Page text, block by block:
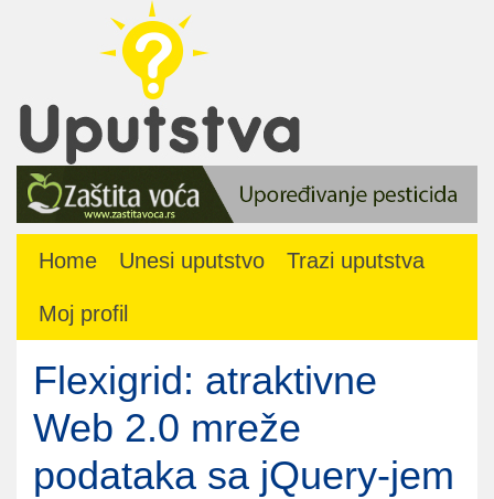
Home Unesi uputstvo Trazi uputstva
Moj profil
Flexigrid: atraktivne
Web 2.0 mreže
podataka sa jQuery-jem